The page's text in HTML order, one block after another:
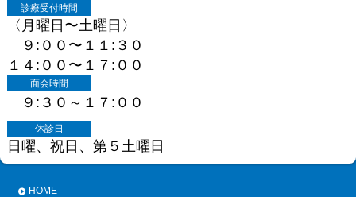
診療受付時間
〈月曜日〜土曜日〉
９:００〜１１:３０
１４:００〜１７:００
面会時間
９:３０～１７:００
休診日
日曜、祝日、第５土曜日
HOME